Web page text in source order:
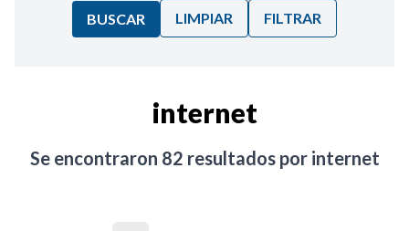
BUSCAR LIMPIAR FILTRAR
internet
Se encontraron 82 resultados por internet